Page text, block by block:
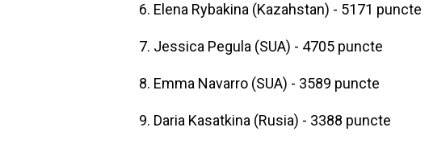
6. Elena Rybakina (Kazahstan) - 5171 puncte
7. Jessica Pegula (SUA) - 4705 puncte
8. Emma Navarro (SUA) - 3589 puncte
9. Daria Kasatkina (Rusia) - 3388 puncte